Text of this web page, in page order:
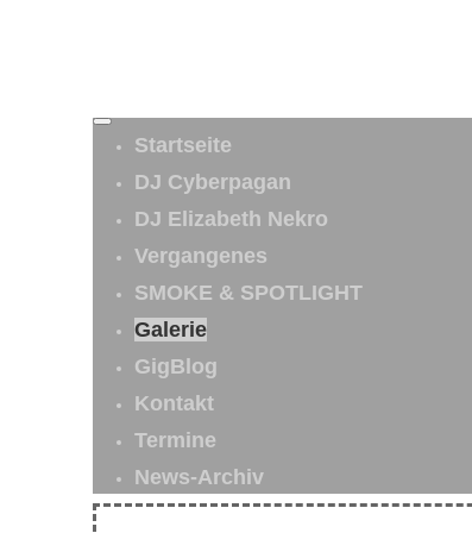
Startseite
DJ Cyberpagan
DJ Elizabeth Nekro
Vergangenes
SMOKE & SPOTLIGHT
Galerie
GigBlog
Kontakt
Termine
News-Archiv